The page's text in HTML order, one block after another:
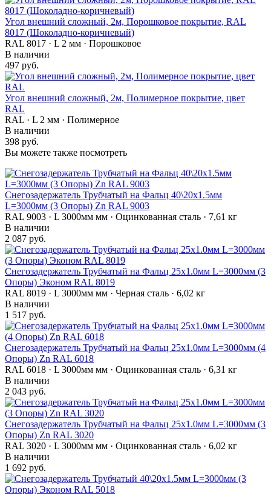
Угол внешний сложный, 2м, Порошковое покрытие, RAL
8017 (Шоколадно-коричневый)
RAL 8017 · L 2 мм · Порошковое
В наличии
497 руб.
Угол внешний сложный, 2м, Полимерное покрытие, цвет
RAL
RAL · L 2 мм · Полимерное
В наличии
398 руб.
Вы можете также посмотреть
Снегозадержатель Трубчатый на Фальц 40\20х1.5мм
L=3000мм (3 Опоры) Zn RAL 9003
RAL 9003 · L 3000мм мм · Оцинкованная сталь · 7,61 кг
В наличии
2 087 руб.
Снегозадержатель Трубчатый на Фальц 25х1.0мм L=3000мм (3
Опоры) Эконом RAL 8019
RAL 8019 · L 3000мм мм · Черная сталь · 6,02 кг
В наличии
1 517 руб.
Снегозадержатель Трубчатый на Фальц 25х1.0мм L=3000мм (4
Опоры) Zn RAL 6018
RAL 6018 · L 3000мм мм · Оцинкованная сталь · 6,31 кг
В наличии
2 043 руб.
Снегозадержатель Трубчатый на Фальц 25х1.0мм L=3000мм (3
Опоры) Zn RAL 3020
RAL 3020 · L 3000мм мм · Оцинкованная сталь · 6,02 кг
В наличии
1 692 руб.